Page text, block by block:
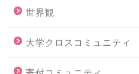
世界観
大学クロスコミュニティ